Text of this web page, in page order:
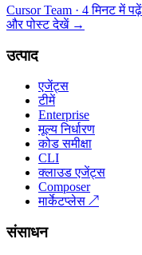
Cursor Team · 4 मिनट में पढ़ें
और पोस्ट देखें→
उत्पाद
एजेंट्स
टीमें
Enterprise
मूल्य निर्धारण
कोड समीक्षा
CLI
क्लाउड एजेंट्स
Composer
मार्केटप्लेस ↗
संसाधन